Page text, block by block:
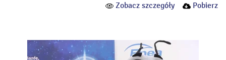
Zobacz szczegóły Pobierz